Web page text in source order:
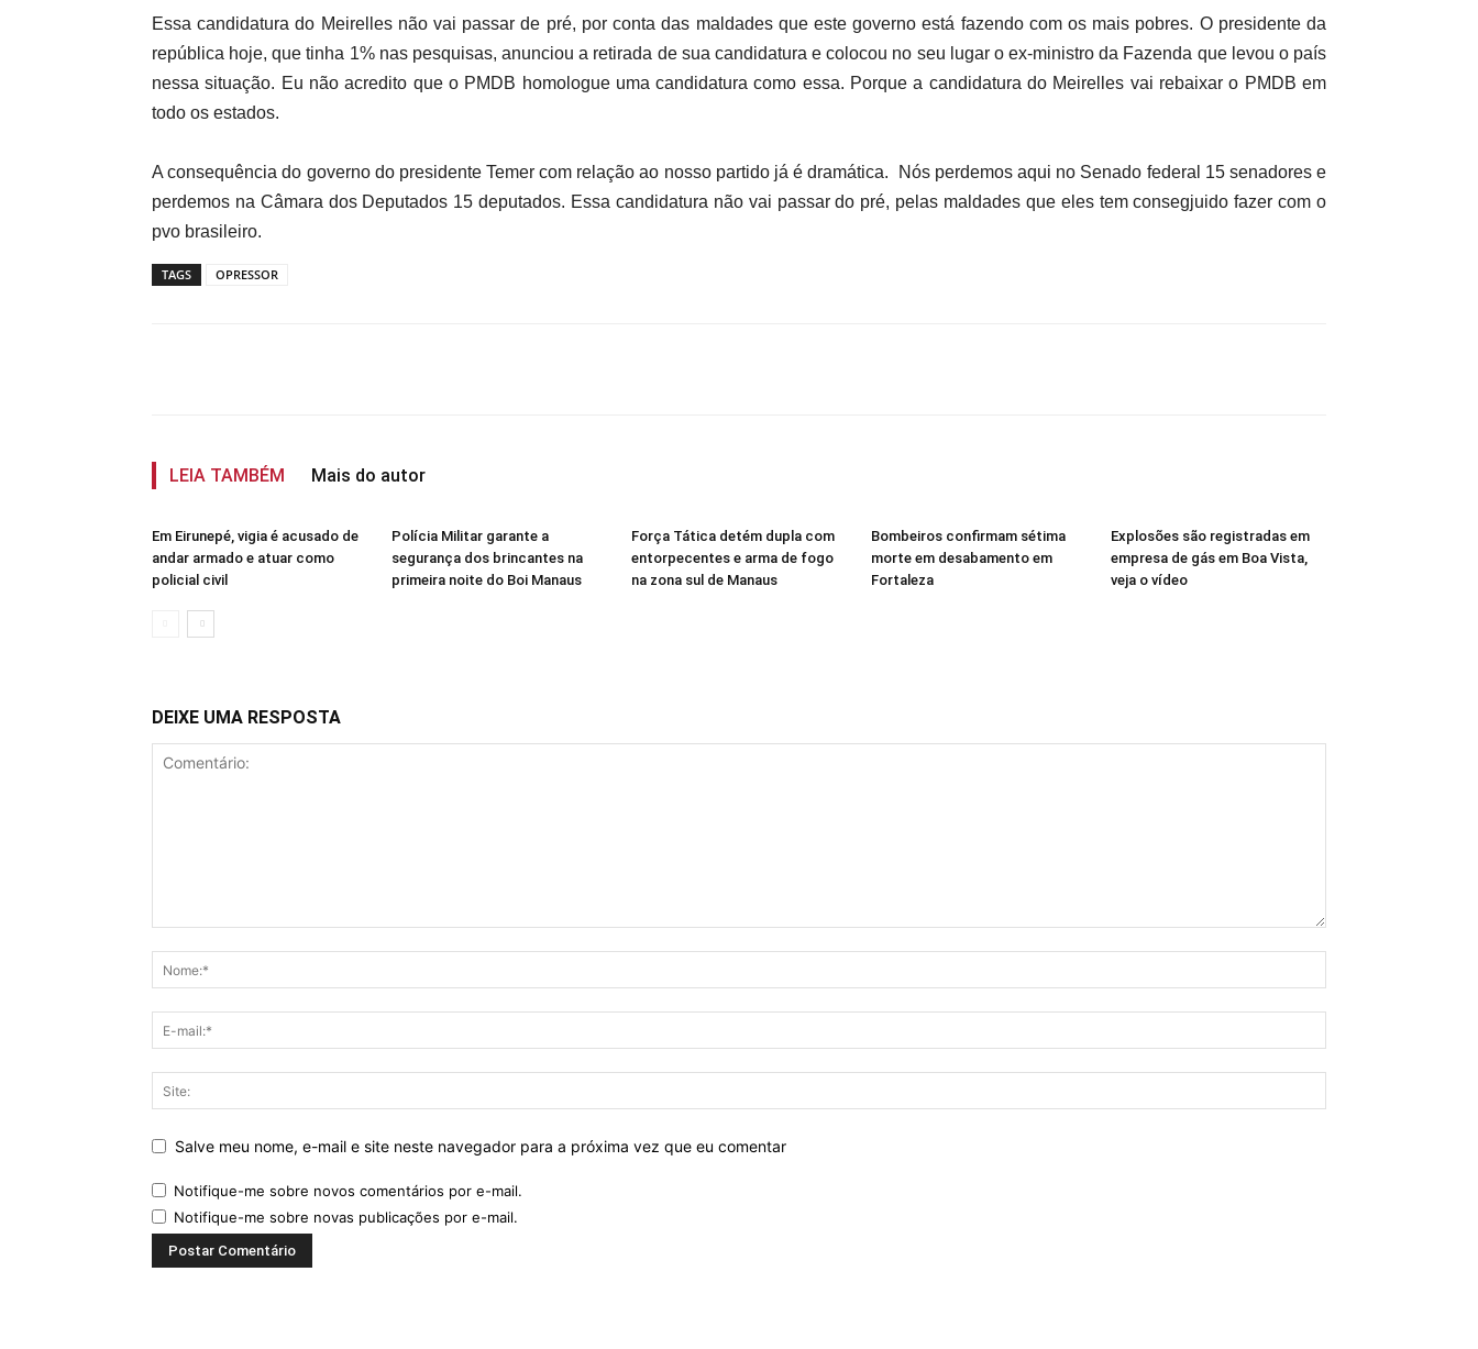
Essa candidatura do Meirelles não vai passar de pré, por conta das maldades que este governo está fazendo com os mais pobres. O presidente da
república hoje, que tinha 1% nas pesquisas, anunciou a retirada de sua candidatura e colocou no seu lugar o ex-ministro da Fazenda que levou o país
nessa situação. Eu não acredito que o PMDB homologue uma candidatura como essa. Porque a candidatura do Meirelles vai rebaixar o PMDB em
todo os estados.
A consequência do governo do presidente Temer com relação ao nosso partido já é dramática. Nós perdemos aqui no Senado federal 15 senadores e
perdemos na Câmara dos Deputados 15 deputados. Essa candidatura não vai passar do pré, pelas maldades que eles tem consegjuido fazer com o
pvo brasileiro.
TAGS OPRESSOR
LEIA TAMBÉM Mais do autor
Em Eirunepé, vigia é acusado de
andar armado e atuar como
policial civil
Polícia Militar garante a
segurança dos brincantes na
primeira noite do Boi Manaus
Força Tática detém dupla com
entorpecentes e arma de fogo
na zona sul de Manaus
Bombeiros confirmam sétima
morte em desabamento em
Fortaleza
Explosões são registradas em
empresa de gás em Boa Vista,
veja o vídeo
DEIXE UMA RESPOSTA
Salve meu nome, e-mail e site neste navegador para a próxima vez que eu comentar
Notifique-me sobre novos comentários por e-mail.
Notifique-me sobre novas publicações por e-mail.